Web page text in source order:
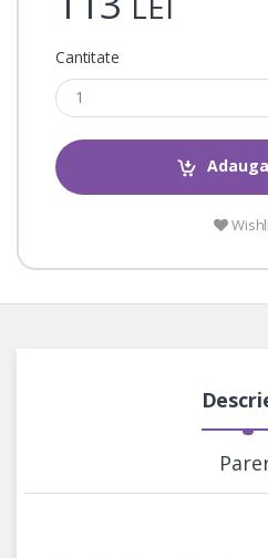
Cantitate